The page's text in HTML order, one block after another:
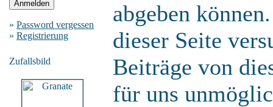
» Password vergessen
» Registrierung
Zufallsbild
abgeben
dieser Seite
Beiträge von
für uns